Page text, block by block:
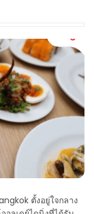
ตั้งอยู่ใจกลาง